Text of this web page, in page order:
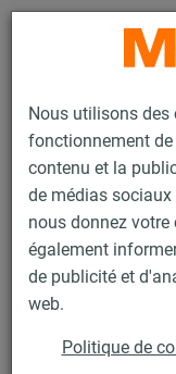
Nous utilisons des
fonctionnement de
contenu et la
de médias
nous donnez
également
de publicité et
web.
Politique de
Produits Technique de
Rails d'installation,